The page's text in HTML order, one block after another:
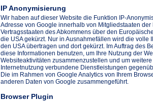
IP Anonymisierung
Wir haben auf dieser Website die Funktion IP-
Adresse von Google innerhalb von Mitgliedstaaten
Vertragsstaaten des Abkommens über den
die USA gekürzt. Nur in Ausnahmefällen wird die volle
den USA übertragen und dort gekürzt. Im Auftrag des
diese Informationen benutzen, um Ihre Nutzung der
Websiteaktivitäten zusammenzustellen und um
Internetnutzung verbundene Dienstleistungen
Die im Rahmen von Google Analytics von Ihrem
anderen Daten von Google zusammengeführt.
Browser Plugin